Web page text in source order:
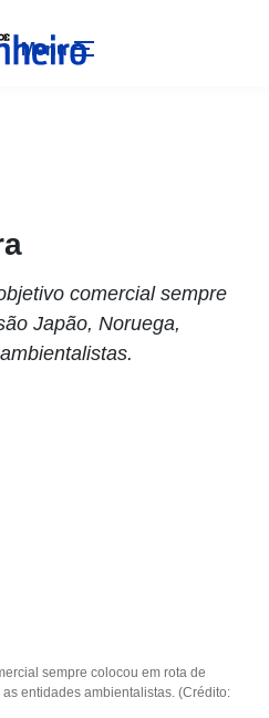
Menu
comercial sempre
Japão, Noruega,
sempre colocou em rota de
entidades ambientalistas. (Crédito: